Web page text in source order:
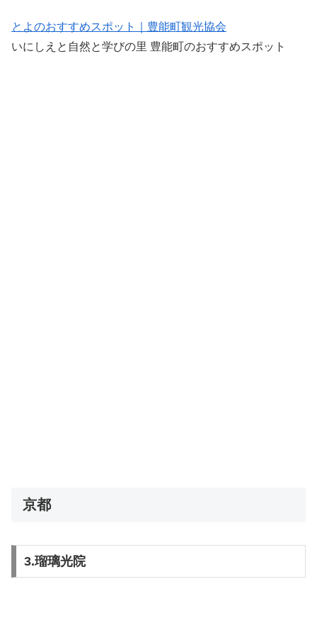
とよのおすすめスポット｜豊能町観光協会
いにしえと自然と学びの里 豊能町のおすすめスポット
京都
3.瑠璃光院